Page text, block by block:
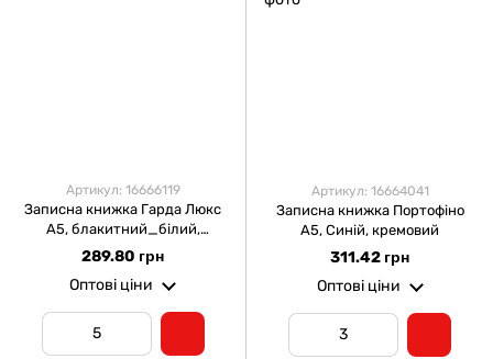
Артикул: 16666119
Записна книжка Гарда Люкс
А5, блакитний_білий,
кремовий
289.80 грн
Оптові ціни
Артикул: 16664041
Записна книжка Портофіно
А5, Синій, кремовий
311.42 грн
Оптові ціни